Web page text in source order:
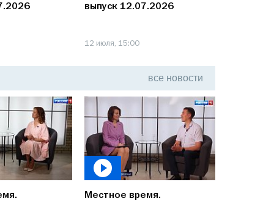
выпуск 12.07.2026
12 июля, 15:00
все новости
Местное время.